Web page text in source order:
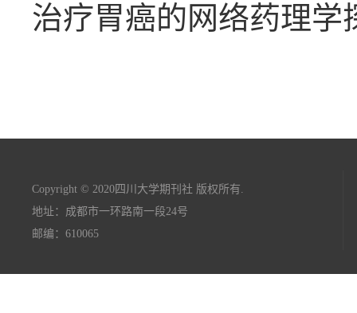
治疗胃癌的网络药理学
Copyright © 2020四川大学期刊社 版权所有.
地址：成都市一环路南一段24号
邮编：610065